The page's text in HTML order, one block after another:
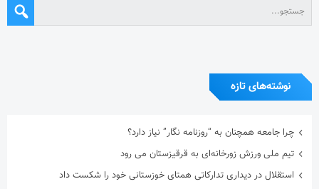
نوشته‌های تازه
چرا جامعه همچنان به “روزنامه نگار” نیاز دارد؟
تیم ملی ورزش زورخانه‌ای به قرقیزستان می رود
استقلال در دیداری تدارکاتی همتای خوزستانی خود را شکست داد